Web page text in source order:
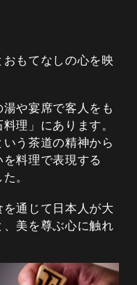
もてなしの心を映
や宴席で客人をも
理」にあります。
いう茶道の精神から
料理で表現する
。
通じて日本人が大
美を尊ぶ心に触れ